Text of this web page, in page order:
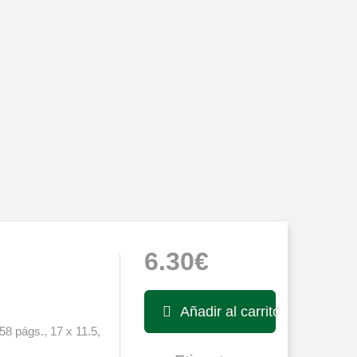
págs., 17 x 11.5,
6.30€
Añadir al carrito